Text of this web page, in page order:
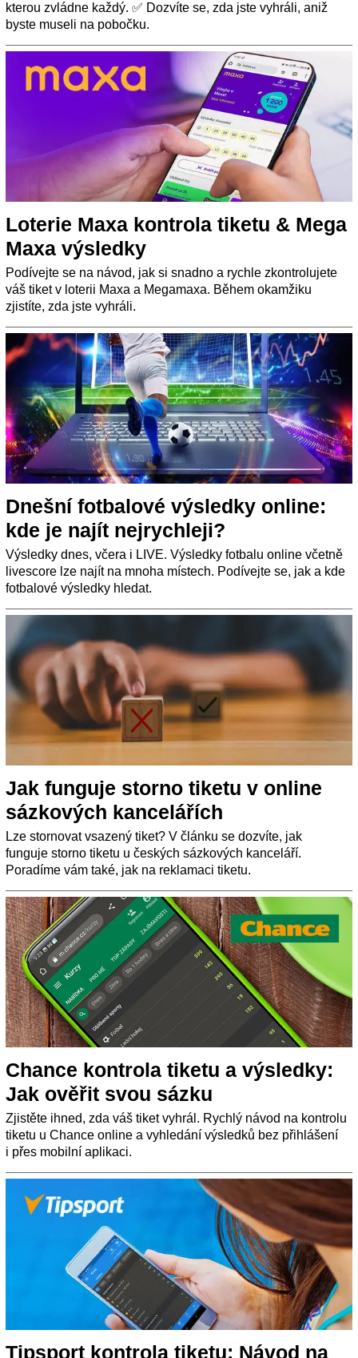
kterou zvládne každý. ✅ Dozvíte se, zda jste vyhráli, aniž
byste museli na pobočku.
Loterie Maxa kontrola tiketu & Mega
Maxa výsledky
Podívejte se na návod, jak si snadno a rychle zkontrolujete
váš tiket v loterii Maxa a Megamaxa. Během okamžiku
zjistíte, zda jste vyhráli.
Dnešní fotbalové výsledky online:
kde je najít nejrychleji?
Výsledky dnes, včera i LIVE. Výsledky fotbalu online včetně
livescore lze najít na mnoha místech. Podívejte se, jak a kde
fotbalové výsledky hledat.
Jak funguje storno tiketu v online
sázkových kancelářích
Lze stornovat vsazený tiket? V článku se dozvíte, jak
funguje storno tiketu u českých sázkových kanceláří.
Poradíme vám také, jak na reklamaci tiketu.
Chance kontrola tiketu a výsledky:
Jak ověřit svou sázku
Zjistěte ihned, zda váš tiket vyhrál. Rychlý návod na kontrolu
tiketu u Chance online a vyhledání výsledků bez přihlášení
i přes mobilní aplikaci.
Tipsport kontrola tiketu: Návod na